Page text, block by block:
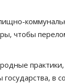
чтобы
в